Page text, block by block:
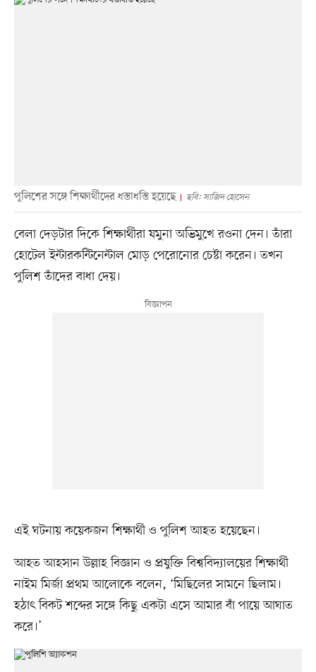
পুলিশের সঙ্গে শিক্ষার্থীদের ধস্তাধস্তি হয়েছে ছবি: সাজিদ হোসেন
বেলা দেড়টার দিকে শিক্ষার্থীরা যমুনা অভিমুখে রওনা দেন। তাঁরা
হোটেল ইন্টারকন্টিনেন্টাল মোড় পেরোনোর চেষ্টা করেন। তখন
পুলিশ তাঁদের বাধা দেয়।
এই ঘটনায় কয়েকজন শিক্ষার্থী ও পুলিশ আহত হয়েছেন।
আহত আহসান উল্লাহ বিজ্ঞান ও প্রযুক্তি বিশ্ববিদ্যালয়ের শিক্ষার্থী
নাইম মির্জা প্রথম আলোকে বলেন, ‘মিছিলের সামনে ছিলাম।
হঠাৎ বিকট শব্দের সঙ্গে কিছু একটা এসে আমার বাঁ পায়ে আঘাত
করে।’